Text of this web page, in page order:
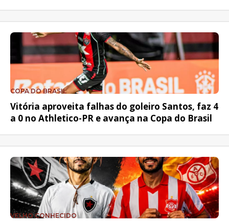
COPA DO BRASIL
Vitória aproveita falhas do goleiro Santos, faz 4
a 0 no Athletico-PR e avança na Copa do Brasil
VELHO CONHECIDO